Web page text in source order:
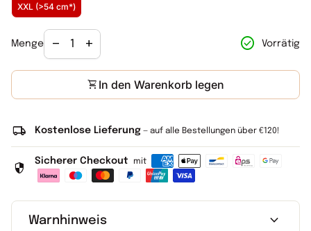
XXL (>54 cm*)
Menge
Verringerung der Menge für
remove
Menge erhöhen für
add check_circle Vorrätig
shopping_cart In den Warenkorb legen
local_shipping Kostenlose Lieferung — auf alle Bestellungen über €120!
security Sicherer Checkout mit
Warnhinweis expand_more